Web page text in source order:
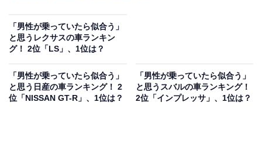
「男性が乗っていたら似合う」
と思うレクサスの車ランキン
グ！ 2位「LS」、1位は？
「男性が乗っていたら似合う」
と思う日産の車ランキング！ 2
位「NISSAN GT-R」、1位は？
「男性が乗っていたら似合う」
と思うスバルの車ランキング！
2位「インプレッサ」、1位は？